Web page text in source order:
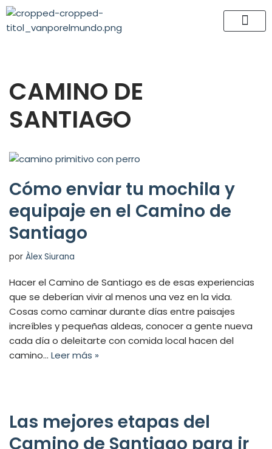
Saltar
CAMINO DE
SANTIAGO
Cómo enviar tu mochila y
equipaje en el Camino de
Santiago
por Àlex Siurana
Hacer el Camino de Santiago es de esas experiencias
que se deberían vivir al menos una vez en la vida.
Cosas como caminar durante días entre paisajes
increíbles y pequeñas aldeas, conocer a gente nueva
cada día o deleitarte con comida local hacen del
camino… Leer más »
Las mejores etapas del
Camino de Santiago para ir